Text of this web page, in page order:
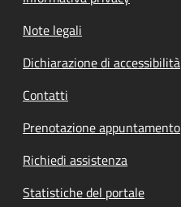
Note legali
Dichiarazione di accessibilità
Contatti
Prenotazione appuntamento
Richiedi assistenza
Statistiche del portale